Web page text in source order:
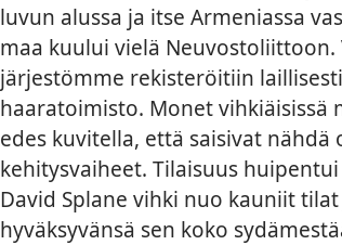
luvun alussa ja itse Armeniassa
maa kuului vielä
järjestömme rekisteröitiin
haaratoimisto. Monet vihkiäisissä
edes kuvitella, että saisivat
kehitysvaiheet. Tilaisuus
David Splane vihki nuo kauniit
hyväksyvänsä sen koko